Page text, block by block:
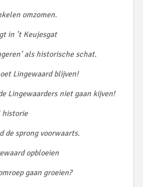
omzomen.
in ’t Keujesgat
als historische schat.
Lingewaard blijven!
Lingewaarders niet gaan kijven!
historie
de sprong voorwaarts.
opbloeien
gaan groeien?